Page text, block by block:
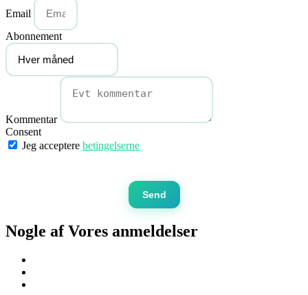
Email
Abonnement
Kommentar
Consent
Jeg acceptere betingelserne
Send
Nogle af Vores anmeldelser